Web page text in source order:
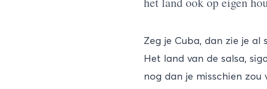
Zeg je Cuba, dan zie je al
Het land van de salsa,
nog dan je misschien